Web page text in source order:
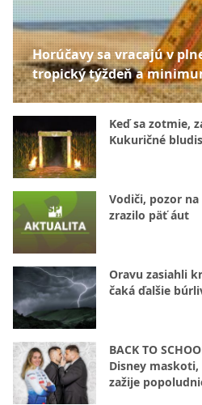
Horúčavy sa vracajú v
tropický týždeň a
Keď sa zotmie,
Kukuričné
Vodiči, pozor
zrazilo päť áut
Oravu zasiahli
čaká ďalšie
BACK TO
Disney
zažije